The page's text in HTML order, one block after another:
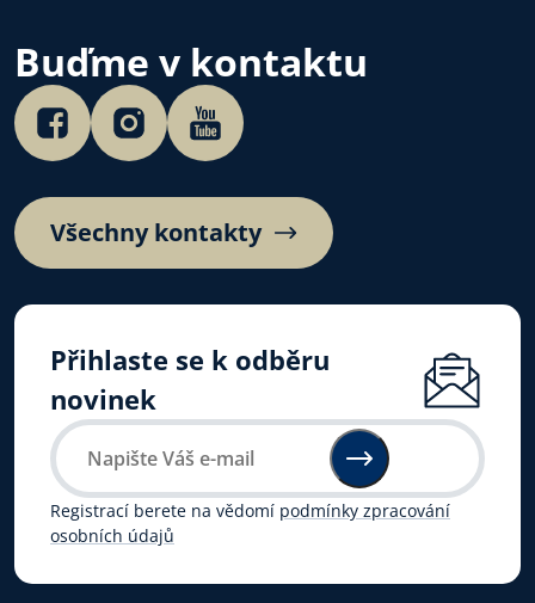
Buďme v kontaktu
Všechny kontakty
Přihlaste se k odběru
novinek
Registrací berete na vědomí podmínky zpracování
osobních údajů